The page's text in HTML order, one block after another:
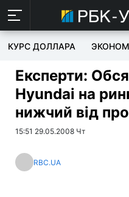
КУРС ДОЛЛАРА
Експерти:
Hyundai на
нижчий від
15:51 29.05.2008 Чт
RBC.UA